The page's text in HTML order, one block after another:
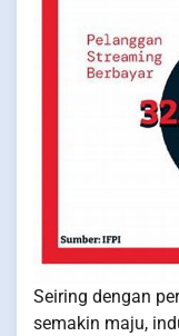
Seiring dengan
semakin maju,